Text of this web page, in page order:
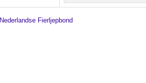
Nederlandse Fierljepbond